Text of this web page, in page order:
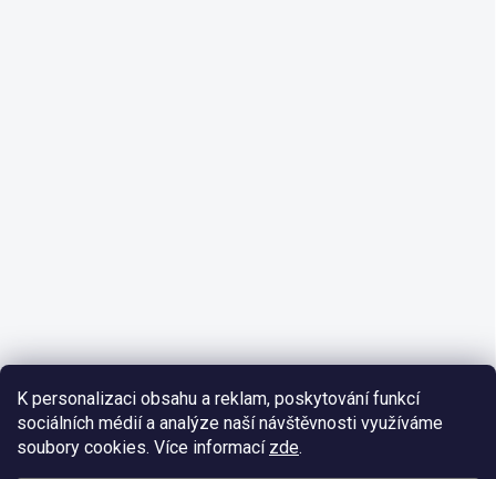
K personalizaci obsahu a reklam, poskytování funkcí
sociálních médií a analýze naší návštěvnosti využíváme
soubory cookies. Více informací zde.